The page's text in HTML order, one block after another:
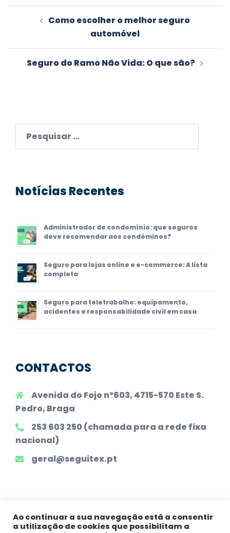
NavegaçãoComo escolher o melhor seguro
automóvel
Seguro do Ramo Não Vida: O que são?
Pesquisar
por:
Notícias Recentes
Administrador de condomínio: que seguros
deve recomendar aos condóminos?
Seguro para lojas online e e-commerce: A lista
completa
Seguro para teletrabalho: equipamento,
acidentes e responsabilidade civil em casa
CONTACTOS
Avenida do Fojo nº603, 4715-570 Este S.
Pedro, Braga
253 603 250 (chamada para a rede fixa
nacional)
geral@seguitex.pt
Ao continuar a sua navegação está a consentir
a utilização de cookies que possibilitam a